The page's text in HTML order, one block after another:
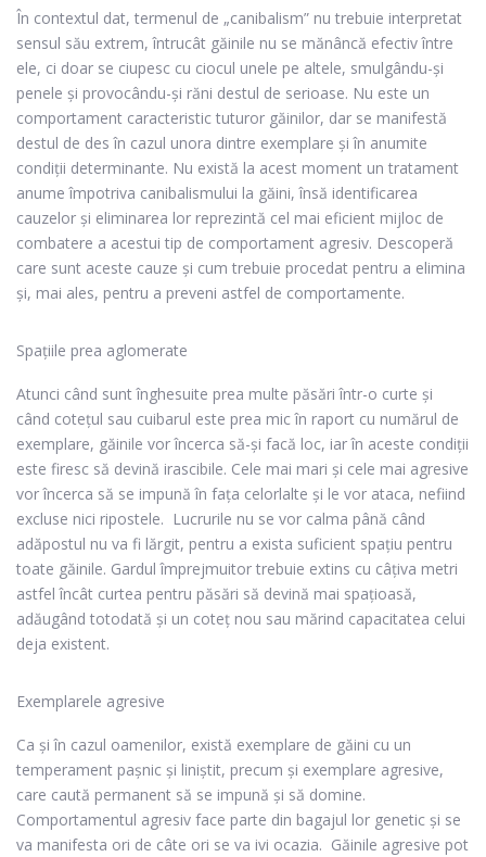
În contextul dat, termenul de „canibalism” nu trebuie interpretat
sensul său extrem, întrucât găinile nu se mănâncă efectiv între
ele, ci doar se ciupesc cu ciocul unele pe altele, smulgându-și
penele și provocându-și răni destul de serioase. Nu este un
comportament caracteristic tuturor găinilor, dar se manifestă
destul de des în cazul unora dintre exemplare și în anumite
condiții determinante. Nu există la acest moment un tratament
anume împotriva canibalismului la găini, însă identificarea
cauzelor și eliminarea lor reprezintă cel mai eficient mijloc de
combatere a acestui tip de comportament agresiv. Descoperă
care sunt aceste cauze și cum trebuie procedat pentru a elimina
și, mai ales, pentru a preveni astfel de comportamente.
Spațiile prea aglomerate
Atunci când sunt înghesuite prea multe păsări într-o curte și
când cotețul sau cuibarul este prea mic în raport cu numărul de
exemplare, găinile vor încerca să-și facă loc, iar în aceste condiții
este firesc să devină irascibile. Cele mai mari și cele mai agresive
vor încerca să se impună în fața celorlalte și le vor ataca, nefiind
excluse nici ripostele. Lucrurile nu se vor calma până când
adăpostul nu va fi lărgit, pentru a exista suficient spațiu pentru
toate găinile. Gardul împrejmuitor trebuie extins cu câțiva metri
astfel încât curtea pentru păsări să devină mai spațioasă,
adăugând totodată și un coteț nou sau mărind capacitatea celui
deja existent.
Exemplarele agresive
Ca și în cazul oamenilor, există exemplare de găini cu un
temperament pașnic și liniștit, precum și exemplare agresive,
care caută permanent să se impună și să domine.
Comportamentul agresiv face parte din bagajul lor genetic și se
va manifesta ori de câte ori se va ivi ocazia. Găinile agresive pot